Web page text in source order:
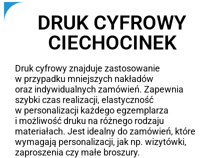
DRUK CYFROWY
CIECHOCINEK
Druk cyfrowy znajduje zastosowanie
w przypadku mniejszych nakładów
oraz indywidualnych zamówień. Zapewnia
szybki czas realizacji, elastyczność
w personalizacji każdego egzemplarza
i możliwość druku na różnego rodzaju
materiałach. Jest idealny do zamówień, które
wymagają personalizacji, jak np. wizytówki,
zaproszenia czy małe broszury.